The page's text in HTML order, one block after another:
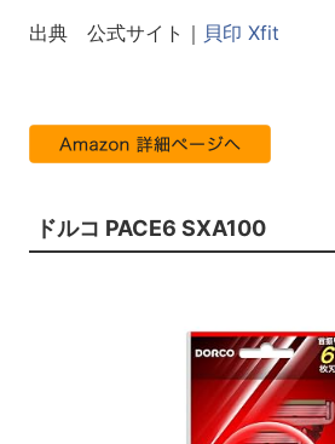
出典 公式サイト｜ 貝印 Xfit
ドルコ PACE6 SXA100